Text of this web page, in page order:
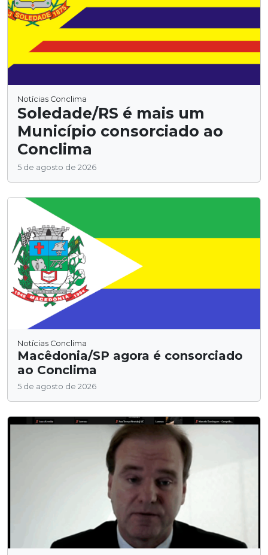
Notícias Conclima
Soledade/RS é mais um
Município consorciado ao
Conclima
5 de agosto de 2026
Notícias Conclima
Macêdonia/SP agora é consorciado
ao Conclima
5 de agosto de 2026